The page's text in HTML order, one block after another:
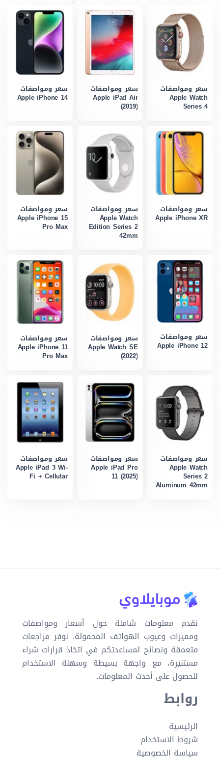
سعر ومواصفات
Apple Watch
Series 4
سعر ومواصفات
Apple iPad Air
(2019)
سعر ومواصفات
Apple iPhone 14
سعر ومواصفات
Apple iPhone XR
سعر ومواصفات
Apple Watch
Edition Series 2
42mm
سعر ومواصفات
Apple iPhone 15
Pro Max
سعر ومواصفات
Apple iPhone 12
سعر ومواصفات
Apple Watch SE
(2022)
سعر ومواصفات
Apple iPhone 11
Pro Max
سعر ومواصفات
Apple Watch
Series 2
Aluminum 42mm
سعر ومواصفات
Apple iPad Pro
11 (2025)
سعر ومواصفات
Apple iPad 3 Wi-
Fi + Cellular
نقدم معلومات شاملة حول أسعار ومواصفات
ومميزات وعيوب الهواتف المحمولة. نوفر مراجعات
متعمقة ونصائح لمساعدتكم في اتخاذ قرارات شراء
مستنيرة، مع واجهة بسيطة وسهلة الاستخدام
للحصول على أحدث المعلومات.
روابط
الرئيسية
شروط الاستخدام
سياسة الخصوصية